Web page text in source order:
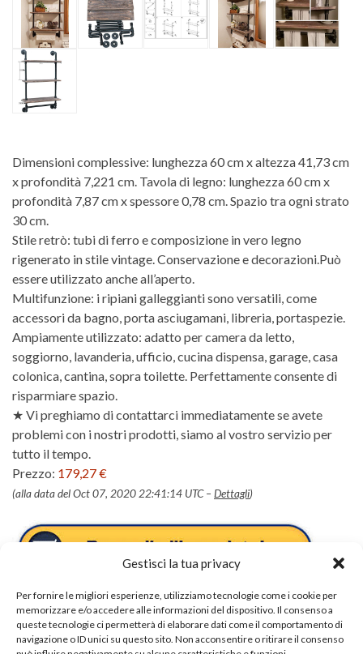
Gestisci la tua privacy
Per fornire le migliori esperienze, utilizziamo tecnologie come i cookie per
memorizzare e/o accedere alle informazioni del dispositivo. Il consenso a
queste tecnologie ci permetterà di elaborare dati come il comportamento di
navigazione o ID unici su questo sito. Non acconsentire o ritirare il consenso
Dimensioni complessive: lunghezza 60 cm x altezza 41,73 cm
x profondità 7,221 cm. Tavola di legno: lunghezza 60 cm x
profondità 7,87 cm x spessore 0,78 cm. Spazio tra ogni strato
30 cm.
Stile retrò: tubi di ferro e composizione in vero legno
rigenerato in stile vintage. Conservazione e decorazioni.Può
essere utilizzato anche all’aperto.
Multifunzione: i ripiani galleggianti sono versatili, come
accessori da bagno, porta asciugamani, libreria, portaspezie.
Ampiamente utilizzato: adatto per camera da letto,
soggiorno, lavanderia, ufficio, cucina dispensa, garage, casa
colonica, cantina, sopra toilette. Perfettamente consente di
risparmiare spazio.
★ Vi preghiamo di contattarci immediatamente se avete
problemi con i nostri prodotti, siamo al vostro servizio per
tutto il tempo.
Prezzo: 179,27 €
(alla data del Oct 07, 2020 22:41:14 UTC – Dettagli)